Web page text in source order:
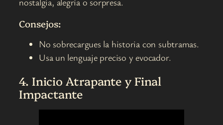
Consejos:
No sobrecargues la historia con subtramas.
Usa un lenguaje preciso y evocador.
4. Inicio Atrapante y Final
Impactante